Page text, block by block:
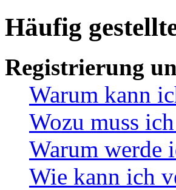
Häufig
Registrierung
Warum kann
Wozu muss
Warum werde
Wie kann ich